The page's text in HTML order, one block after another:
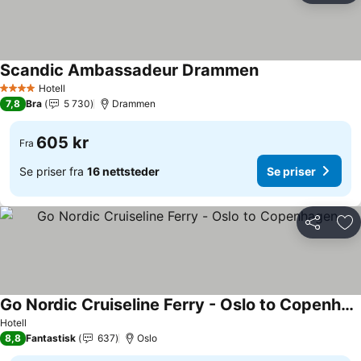
4 StjernerHotell
Scandic Ambassadeur DrammenSe priser
7,8 Bra 5 730 Drammen
Fra 605 kr
Se priser fra 16 nettsteder Se priser
Del
Hotell
Go Nordic Cruiseline Ferry - Oslo to Copenhagen
Se priser
8,8 Fantastisk 637 Oslo